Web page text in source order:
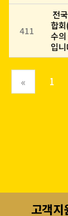
411
전
합
수
입
« 1
고객지